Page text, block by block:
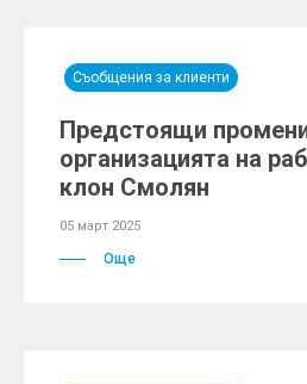
Съобщения за клиенти
Предстоящи
организацията на
клон Смолян
05 март 2025
Още